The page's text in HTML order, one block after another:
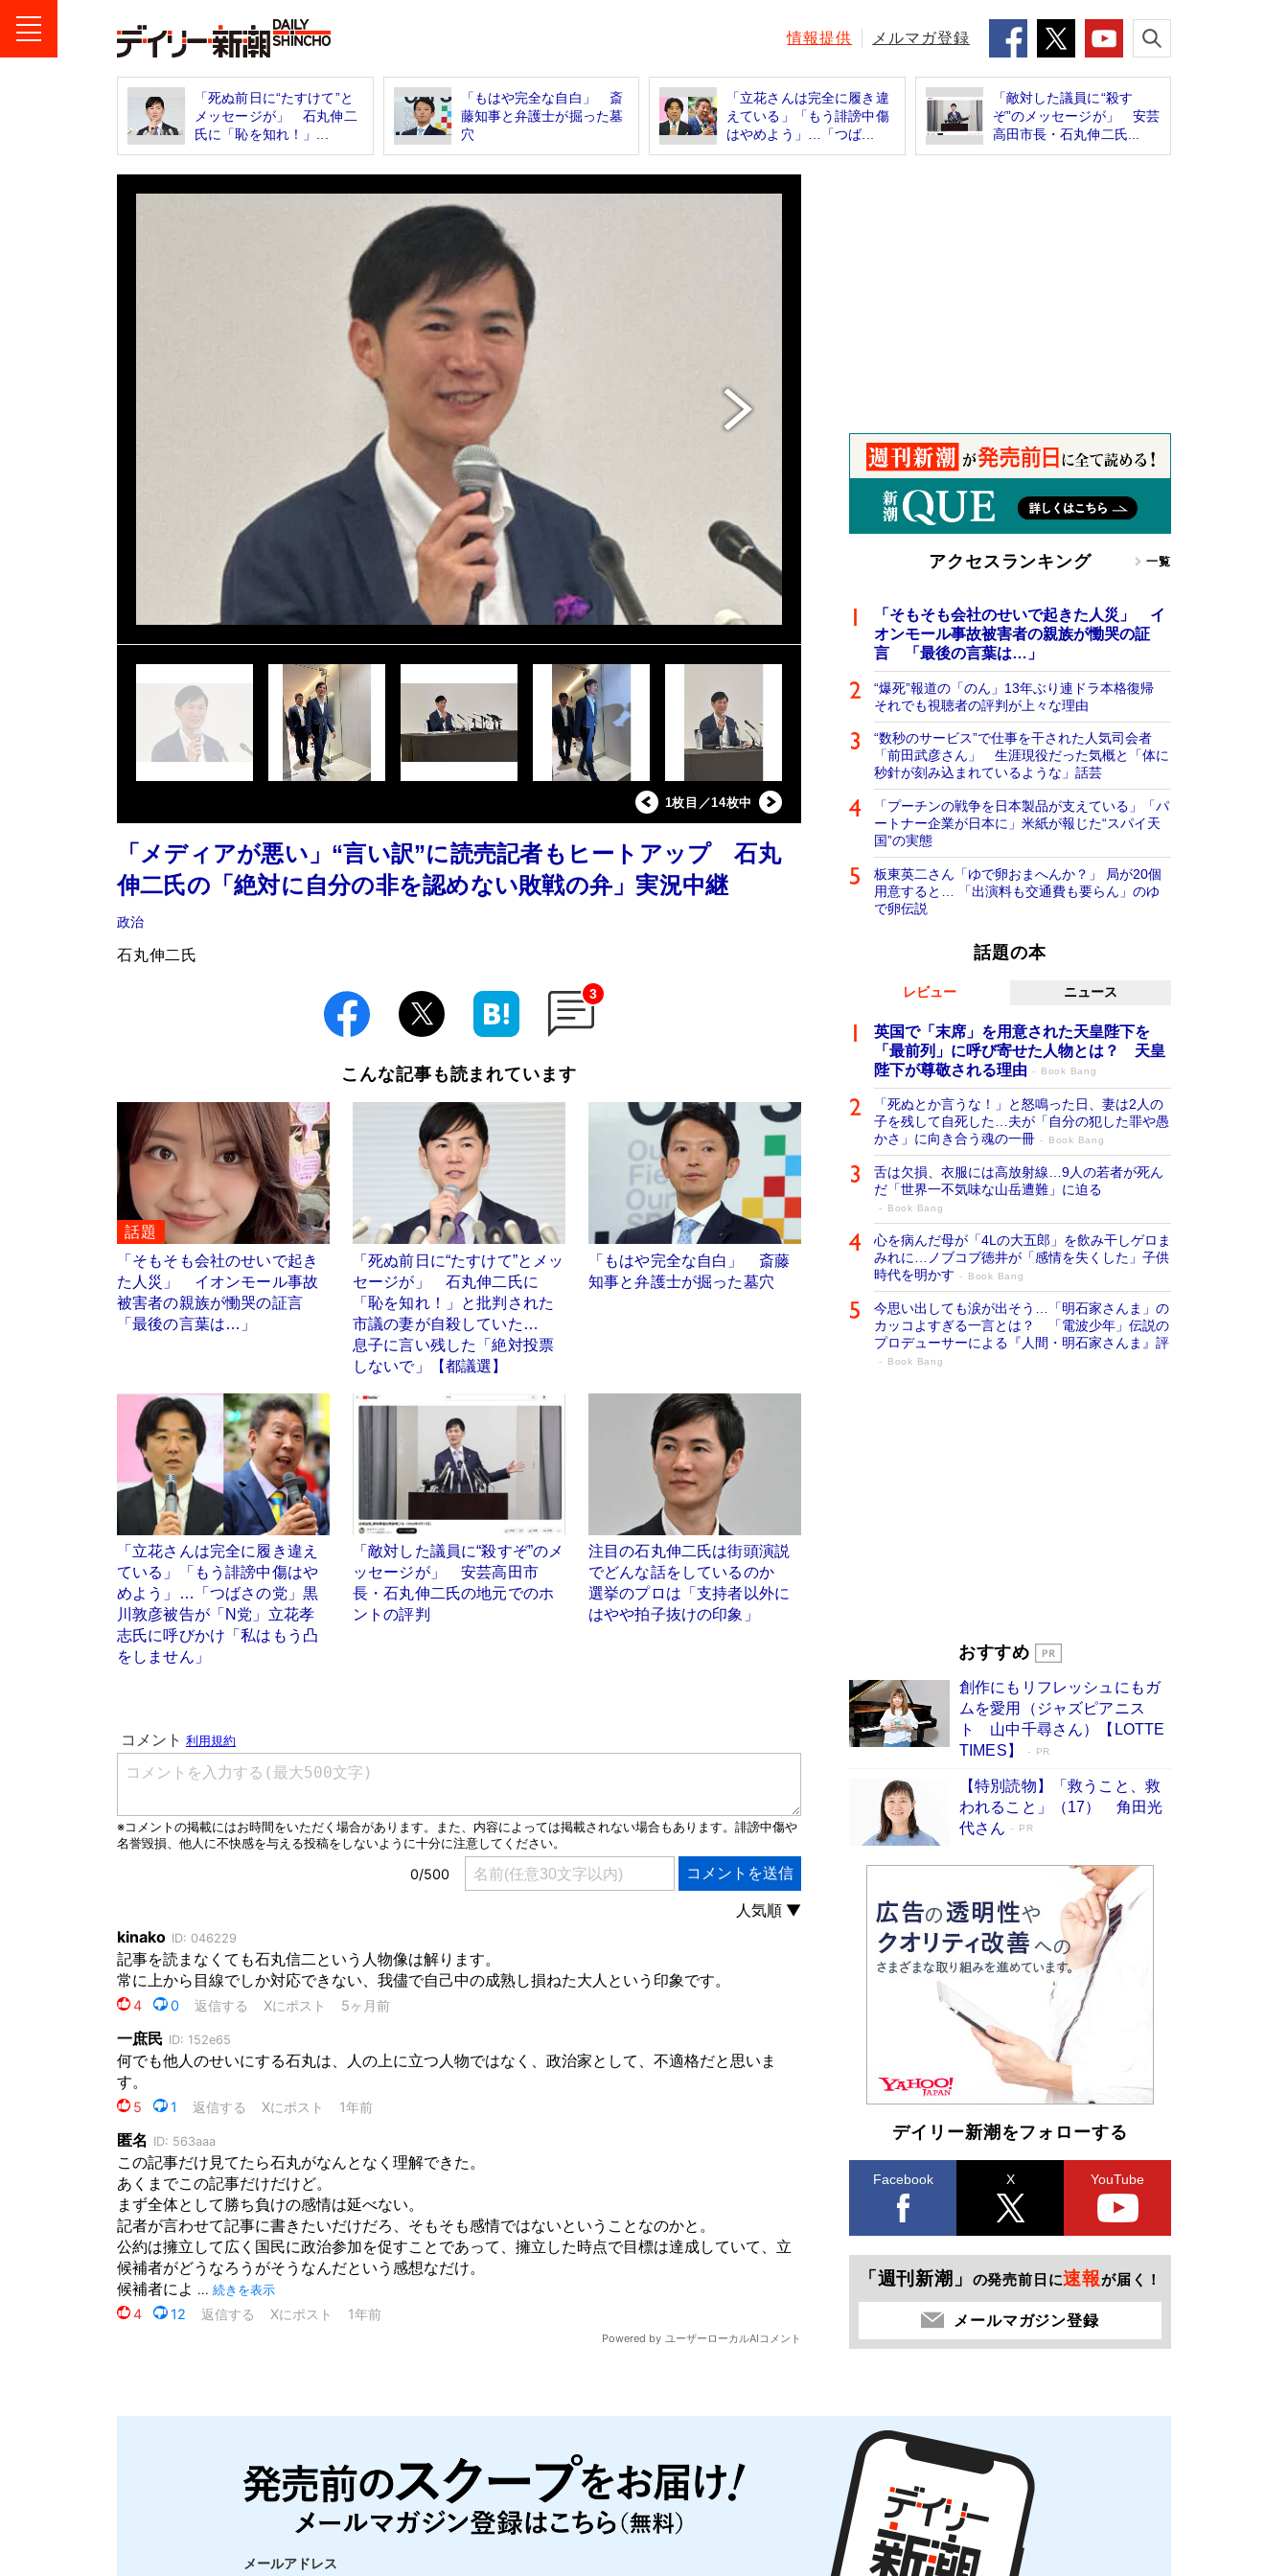
情報提供 メルマガ登録
「死ぬ前日に“たすけて”と
メッセージが」 石丸伸二
氏に「恥を知れ！」...
「もはや完全な自白」 斎
藤知事と弁護士が掘った墓
穴
「立花さんは完全に履き違
えている」「もう誹謗中傷
はやめよう」…「つば...
「敵対した議員に“殺す
ぞ”のメッセージが」 安芸
高田市長・石丸伸二氏...
1枚目／14枚中
「メディアが悪い」“言い訳”に読売記者もヒートアップ 石丸
伸二氏の「絶対に自分の非を認めない敗戦の弁」実況中継
政治
石丸伸二氏
3
こんな記事も読まれています
話題
「そもそも会社のせいで起き
た人災」 イオンモール事故
被害者の親族が慟哭の証言
「最後の言葉は…」
「死ぬ前日に“たすけて”とメッ
セージが」 石丸伸二氏に
「恥を知れ！」と批判された
市議の妻が自殺していた…
息子に言い残した「絶対投票
しないで」【都議選】
「もはや完全な自白」 斎藤
知事と弁護士が掘った墓穴
「立花さんは完全に履き違え
ている」「もう誹謗中傷はや
めよう」…「つばさの党」黒
川敦彦被告が「N党」立花孝
志氏に呼びかけ「私はもう凸
をしません」
「敵対した議員に“殺すぞ”のメ
ッセージが」 安芸高田市
長・石丸伸二氏の地元でのホ
ントの評判
注目の石丸伸二氏は街頭演説
でどんな話をしているのか
選挙のプロは「支持者以外に
はやや拍子抜けの印象」
アクセスランキング 一覧
「そもそも会社のせいで起きた人災」 イ
オンモール事故被害者の親族が慟哭の証
言 「最後の言葉は…」
“爆死”報道の「のん」13年ぶり連ドラ本格復帰
それでも視聴者の評判が上々な理由
“数秒のサービス”で仕事を干された人気司会者
「前田武彦さん」 生涯現役だった気概と「体に
秒針が刻み込まれているような」話芸
「プーチンの戦争を日本製品が支えている」「パ
ートナー企業が日本に」米紙が報じた“スパイ天
国”の実態
板東英二さん「ゆで卵おまへんか？」 局が20個
用意すると… 「出演料も交通費も要らん」のゆ
で卵伝説
話題の本
レビュー ニュース
英国で「末席」を用意された天皇陛下を
「最前列」に呼び寄せた人物とは？ 天皇
陛下が尊敬される理由
Book Bang
「死ぬとか言うな！」と怒鳴った日、妻は2人の
子を残して自死した…夫が「自分の犯した罪や愚
かさ」に向き合う魂の一冊
Book Bang
舌は欠損、衣服には高放射線…9人の若者が死ん
だ「世界一不気味な山岳遭難」に迫る
Book Bang
心を病んだ母が「4Lの大五郎」を飲み干しゲロま
みれに…ノブコブ徳井が「感情を失くした」子供
時代を明かす
Book Bang
今思い出しても涙が出そう…「明石家さんま」の
カッコよすぎる一言とは？ 「電波少年」伝説の
プロデューサーによる『人間・明石家さんま』評
Book Bang
俳優・高嶋政伸が家族に教わった“人を育てるコ
東野圭吾、伊坂幸太郎の人気シリーズ最新作どち
らも文庫化 映画化された直木賞受賞作もランク
イン［文庫ベストセラー］
Book Bang
おすすめ
創作にもリフレッシュにもガ
ムを愛用（ジャズピアニス
ト 山中千尋さん）【LOTTE
TIMES】
PR
【特別読物】「救うこと、救
われること」（17） 角田光
代さん
PR
デイリー新潮をフォローする
Facebook X YouTube
「週刊新潮」 の発売前日に速報が届く！
メールマガジン登録
メールアドレス